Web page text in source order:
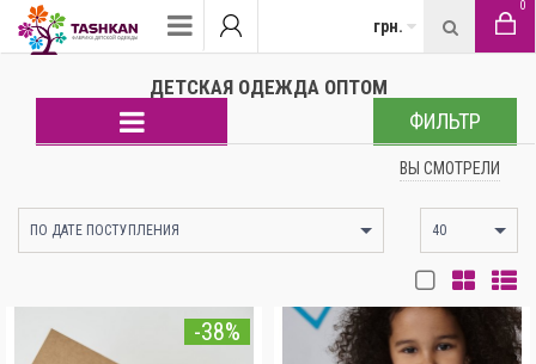
грн.
0
ДЕТСКАЯ ОДЕЖДА ОПТОМ
ФИЛЬТР
ВЫ СМОТРЕЛИ
ПО ДАТЕ ПОСТУПЛЕНИЯ 40
-38%